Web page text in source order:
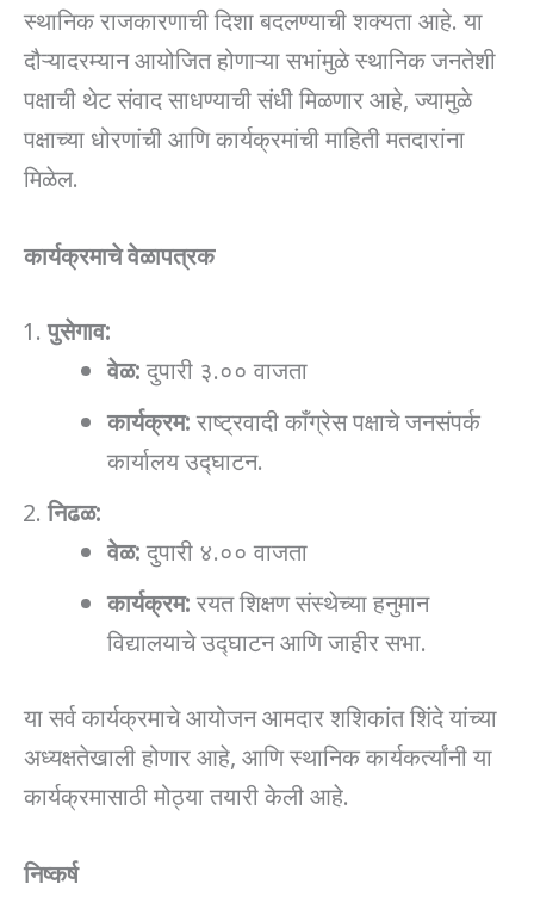
स्थानिक राजकारणाची दिशा बदलण्याची शक्यता आहे. या
दौऱ्यादरम्यान आयोजित होणाऱ्या सभांमुळे स्थानिक जनतेशी
पक्षाची थेट संवाद साधण्याची संधी मिळणार आहे, ज्यामुळे
पक्षाच्या धोरणांची आणि कार्यक्रमांची माहिती मतदारांना
मिळेल.
कार्यक्रमाचे वेळापत्रक
पुसेगाव:
वेळ:दुपारी ३.०० वाजता
कार्यक्रम:राष्ट्रवादी काँग्रेस पक्षाचे जनसंपर्क
कार्यालय उद्घाटन.
निढळ:
वेळ:दुपारी ४.०० वाजता
कार्यक्रम:रयत शिक्षण संस्थेच्या हनुमान
विद्यालयाचे उद्घाटन आणि जाहीर सभा.
या सर्व कार्यक्रमाचे आयोजन आमदार शशिकांत शिंदे यांच्या
अध्यक्षतेखाली होणार आहे, आणि स्थानिक कार्यकर्त्यांनी या
कार्यक्रमासाठी मोठ्या तयारी केली आहे.
निष्कर्ष